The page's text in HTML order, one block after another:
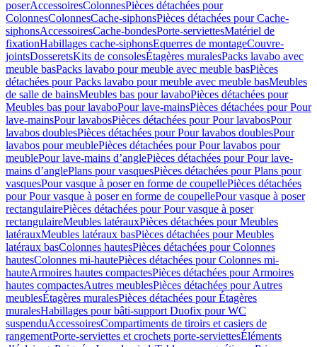
poserAccessoiresColonnesPièces détachées pour
ColonnesColonnesCache-siphonsPièces détachées pour Cache-
siphonsAccessoiresCache-bondesPorte-serviettesMatériel de
fixationHabillages cache-siphonsEquerres de montageCouvre-
jointsDosseretsKits de consolesÉtagères muralesPacks lavabo avec
meuble basPacks lavabo pour meuble avec meuble basPièces
détachées pour Packs lavabo pour meuble avec meuble basMeubles
de salle de bainsMeubles bas pour lavaboPièces détachées pour
Meubles bas pour lavaboPour lave-mainsPièces détachées pour Pour
lave-mainsPour lavabosPièces détachées pour Pour lavabosPour
lavabos doublesPièces détachées pour Pour lavabos doublesPour
lavabos pour meublePièces détachées pour Pour lavabos pour
meublePour lave-mains d’anglePièces détachées pour Pour lave-
mains d’anglePlans pour vasquesPièces détachées pour Plans pour
vasquesPour vasque à poser en forme de coupellePièces détachées
pour Pour vasque à poser en forme de coupellePour vasque à poser
rectangulairePièces détachées pour Pour vasque à poser
rectangulaireMeubles latérauxPièces détachées pour Meubles
latérauxMeubles latéraux basPièces détachées pour Meubles
latéraux basColonnes hautesPièces détachées pour Colonnes
hautesColonnes mi-hautePièces détachées pour Colonnes mi-
hauteArmoires hautes compactesPièces détachées pour Armoires
hautes compactesAutres meublesPièces détachées pour Autres
meublesÉtagères muralesPièces détachées pour Étagères
muralesHabillages pour bâti-support Duofix pour WC
suspenduAccessoiresCompartiments de tiroirs et casiers de
rangementPorte-serviettes et crochets porte-serviettesÉléments